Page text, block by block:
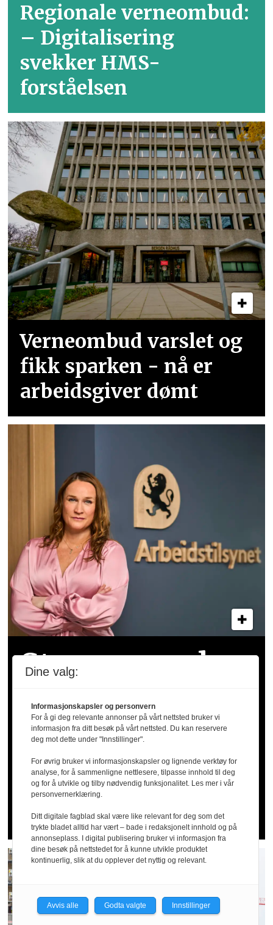
Regionale verneombud:
– Digitalisering
svekker HMS-
forståelsen
Verneombud varslet og
fikk sparken - nå er
arbeidsgiver dømt
Store mangler
i barnevernet:
Ansatte
trenger bedre
vern
Dine valg:
Informasjonskapsler og personvern
For å gi deg relevante annonser på vårt nettsted bruker vi
informasjon fra ditt besøk på vårt nettsted. Du kan reservere
deg mot dette under "Innstillinger".
For øvrig bruker vi informasjonskapsler og lignende verktøy for
analyse, for å sammenligne nettlesere, tilpasse innhold til deg
og for å utvikle og tilby nødvendig funksjonalitet. Les mer i vår
personvernerklæring.
Ditt digitale fagblad skal være like relevant for deg som det
trykte bladet alltid har vært – bade i redaksjonelt innhold og på
annonseplass. I digital publisering bruker vi informasjon fra
dine besøk på nettstedet for å kunne utvikle produktet
kontinuerlig, slik at du opplever det nyttig og relevant.
Avvis alle Godta valgte Innstillinger